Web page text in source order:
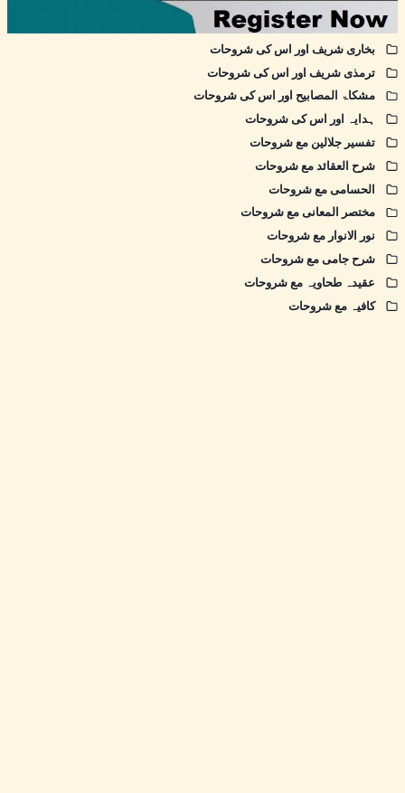
بخاری شریف اور اس کی شروحات
ترمذی شریف اور اس کی شروحات
مشکاۃ المصابیح اور اس کی شروحات
ہدایہ اور اس کی شروحات
تفسیر جلالین مع شروحات
شرح العقائد مع شروحات
الحسامی مع شروحات
مختصر المعانی مع شروحات
نور الانوار مع شروحات
شرح جامی مع شروحات
عقیدہ طحاویہ مع شروحات
کافیہ مع شروحات